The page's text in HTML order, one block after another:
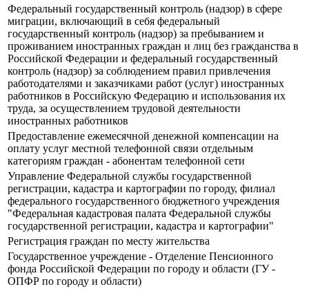
Федеральный государственный контроль (надзор) в сфере
миграции, включающий в себя федеральный
государственный контроль (надзор) за пребыванием и
проживанием иностранных граждан и лиц без гражданства в
Российской Федерации и федеральный государственный
контроль (надзор) за соблюдением правил привлечения
работодателями и заказчиками работ (услуг) иностранных
работников в Российскую Федерацию и использования их
труда, за осуществлением трудовой деятельности
иностранных работников
Предоставление ежемесячной денежной компенсации на
оплату услуг местной телефонной связи отдельным
категориям граждан - абонентам телефонной сети
Управление Федеральной службы государственной
регистрации, кадастра и картографии по городу, филиал
федерального государственного бюджетного учреждения
"Федеральная кадастровая палата Федеральной службы
государственной регистрации, кадастра и картографии"
Регистрация граждан по месту жительства
Государственное учреждение - Отделение Пенсионного
фонда Российской Федерации по городу и области (ГУ -
ОПФР по городу и области)